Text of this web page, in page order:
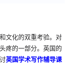
文化的双重考验。对
疼的一部分。英国的
英国学术写作辅导课